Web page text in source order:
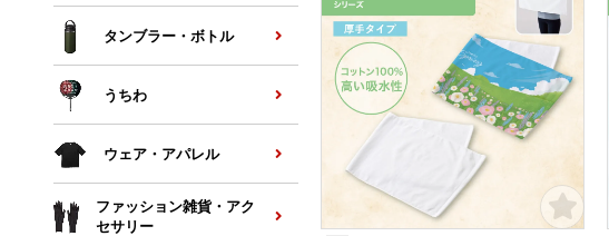
タンブラー・ボトル
うちわ
ウェア・アパレル
ファッション雑貨・アク
セサリー